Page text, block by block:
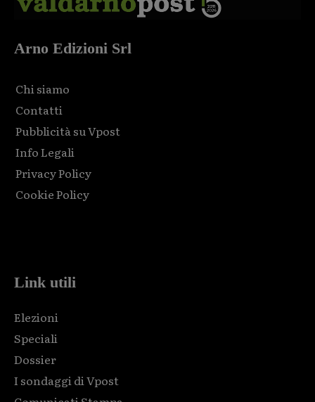
Arno Edizioni Srl
Chi siamo
Contatti
Pubblicità su Vpost
Info Legali
Privacy Policy
Cookie Policy
Link utili
Elezioni
Speciali
Dossier
I sondaggi di Vpost